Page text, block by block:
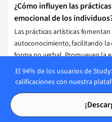
¿Cómo influyen las
emocional de los
Las prácticas artísticas
autoconocimiento, facilitando
forma no verbal. Promueven la
ayudando a procesar y
Además, el arte puede ser
mejorando el bienestar
¿Qué relación existe entre
El 94% de los usuarios de
calificaciones con nuestra